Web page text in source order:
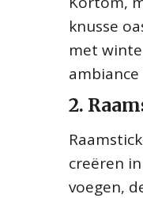
knusse
met
ambiance
2.
creëren
voegen,